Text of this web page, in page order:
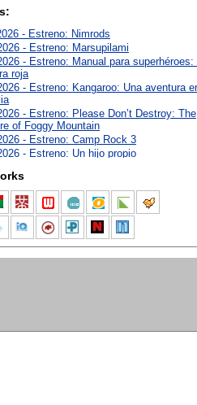
- Estreno: Nimrods
- Estreno: Marsupilami
- Estreno: Manual para superhéroes:
roja
- Estreno: Kangaroo: Una aventura
- Estreno: Please Don’t Destroy: The
of Foggy Mountain
- Estreno: Camp Rock 3
- Estreno: Un hijo propio